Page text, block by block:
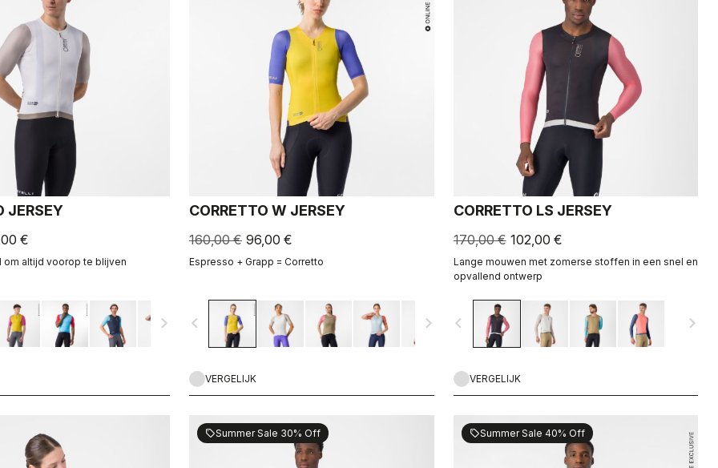
JERSEY
€
om altijd voorop te blijven
navigate_next
CORRETTO W JERSEY
160,00 € 96,00 €
Espresso + Grapp = Corretto
navigate_before navigate_next
VERGELIJK
CORRETTO LS JERSEY
170,00 € 102,00 €
Lange mouwen met zomerse stoffen in een snel en
opvallend ontwerp
navigate_before navigate_next
VERGELIJK
sellSummer Sale 30% Off sellSummer Sale 40% Off